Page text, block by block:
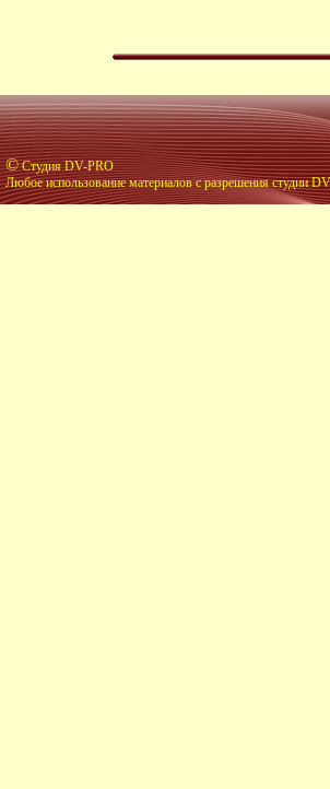
©Студия DV-PRO
Любое использование материалов с разрешения студии